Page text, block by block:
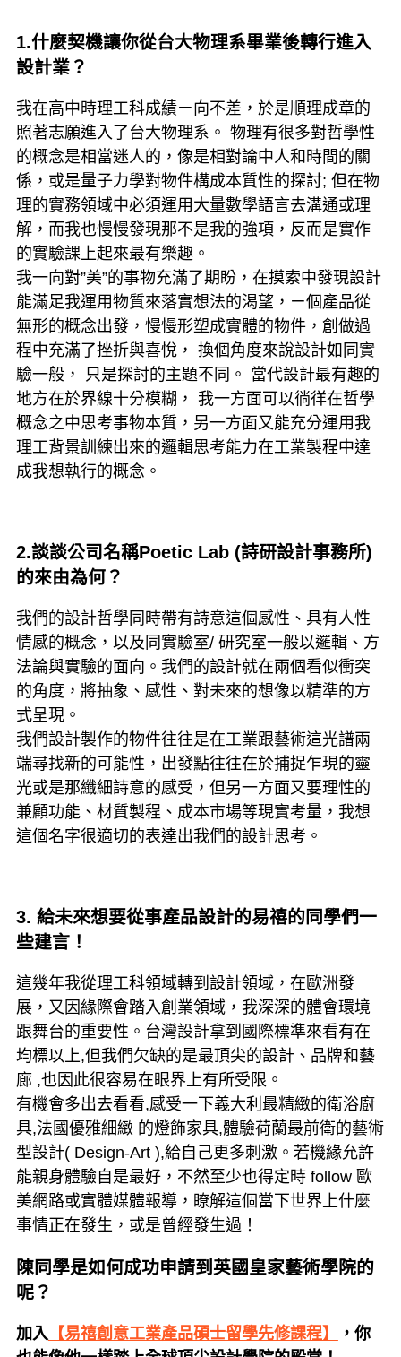
1.什麼契機讓你從台大物理系畢業後轉行進入
設計業？
我在高中時理工科成績ㄧ向不差，於是順理成章的
照著志願進入了台大物理系。 物理有很多對哲學性
的概念是相當迷人的，像是相對論中人和時間的關
係，或是量子力學對物件構成本質性的探討; 但在物
理的實務領域中必須運用大量數學語言去溝通或理
解，而我也慢慢發現那不是我的強項，反而是實作
的實驗課上起來最有樂趣。
我一向對”美”的事物充滿了期盼，在摸索中發現設計
能滿足我運用物質來落實想法的渴望，ㄧ個產品從
無形的概念出發，慢慢形塑成實體的物件，創做過
程中充滿了挫折與喜悅， 換個角度來說設計如同實
驗一般， 只是探討的主題不同。 當代設計最有趣的
地方在於界線十分模糊， 我一方面可以徜徉在哲學
概念之中思考事物本質，另一方面又能充分運用我
理工背景訓練出來的邏輯思考能力在工業製程中達
成我想執行的概念。
2.談談公司名稱Poetic Lab (詩研設計事務所)
的來由為何？
我們的設計哲學同時帶有詩意這個感性、具有人性
情感的概念，以及同實驗室/ 研究室一般以邏輯、方
法論與實驗的面向。我們的設計就在兩個看似衝突
的角度，將抽象、感性、對未來的想像以精準的方
式呈現。
我們設計製作的物件往往是在工業跟藝術這光譜兩
端尋找新的可能性，出發點往往在於捕捉乍現的靈
光或是那纖細詩意的感受，但另一方面又要理性的
兼顧功能、材質製程、成本市場等現實考量，我想
這個名字很適切的表達出我們的設計思考。
3. 給未來想要從事產品設計的易禧的同學們一
些建言！
這幾年我從理工科領域轉到設計領域，在歐洲發
展，又因緣際會踏入創業領域，我深深的體會環境
跟舞台的重要性。台灣設計拿到國際標準來看有在
均標以上,但我們欠缺的是最頂尖的設計、品牌和藝
廊 ,也因此很容易在眼界上有所受限。
有機會多出去看看,感受一下義大利最精緻的衛浴廚
具,法國優雅細緻 的燈飾家具,體驗荷蘭最前衛的藝術
型設計( Design-Art ),給自己更多刺激。若機緣允許
能親身體驗自是最好，不然至少也得定時 follow 歐
美網路或實體媒體報導，瞭解這個當下世界上什麼
事情正在發生，或是曾經發生過！
陳同學是如何成功申請到英國皇家藝術學院的
呢？
加入【易禧創意工業產品碩士留學先修課程】
，你